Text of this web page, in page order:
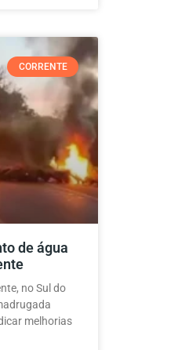
CORRENTE
de água
no Sul do
melhorias